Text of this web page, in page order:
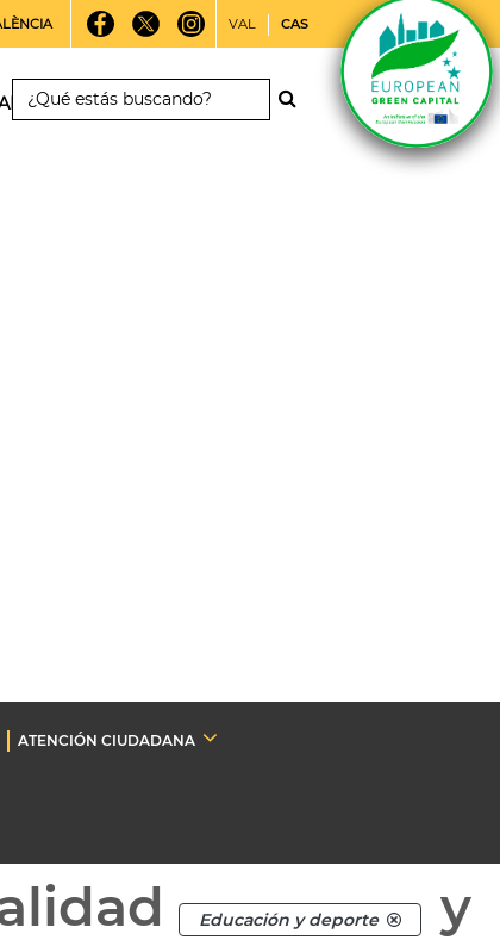
VAL CAS
ATENCIÓN CIUDADANA
Educación y deporte
y